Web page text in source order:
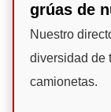
grúas de
Nuestro
diversidad de
camionetas.